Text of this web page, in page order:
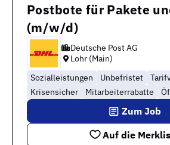
Postbote für Pakete
(m/w/d)
Deutsche Post AG
Lohr (Main)
Sozialleistungen
Unbefristet
Krisensicher
Mitarbeiterrabatte
Auf die
Zum Job